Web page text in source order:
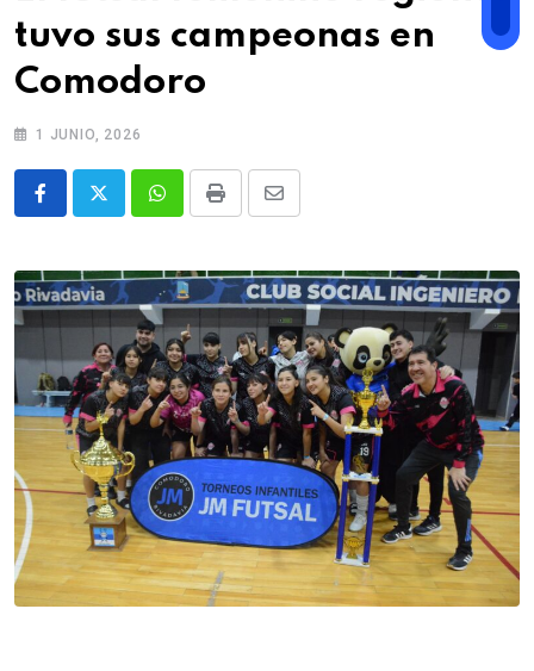
tuvo sus campeonas en
Comodoro
1 JUNIO, 2026
WhatsappPrint
Share
Email